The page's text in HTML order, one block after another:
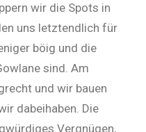
wir die Spots in
uns letztendlich für
böig und die
sind. Am
und wir bauen
dabeihaben. Die
Vergnügen,